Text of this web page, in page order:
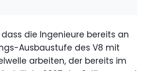
die Ingenieure bereits an
Ausbaustufe des V8 mit
arbeiten, der bereits im